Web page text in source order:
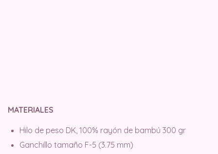
MATERIALES
Hilo de peso DK, 100% rayón de bambú 300 gr
Ganchillo tamaño F-5 (3.75 mm)